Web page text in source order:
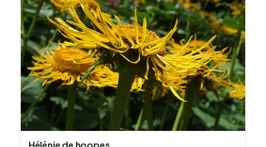
Hélénie de hoopes